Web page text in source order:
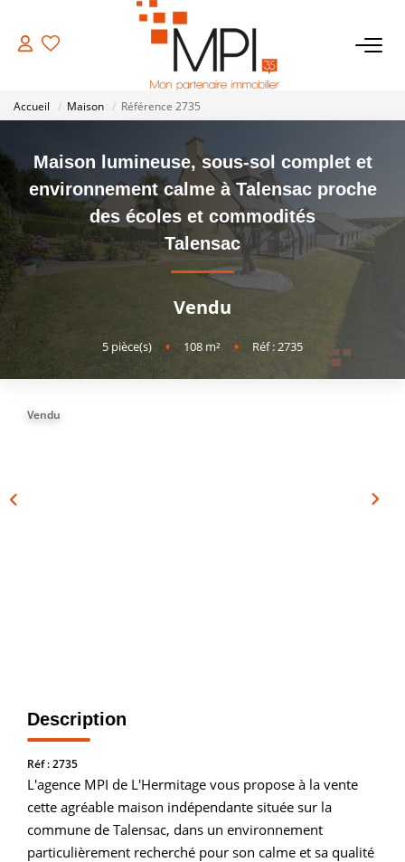
VENTES
Biens À Vendre
Biens Vendus
LOCATIONS
ESTIMATION
NOTRE AGENCE
Accueil Maison Référence 2735
Maison lumineuse, sous-sol complet et
environnement calme à Talensac proche
des écoles et commodités
Talensac
Vendu
5 pièce(s) • 108 m² • Réf : 2735
Vendu
Description
Réf : 2735
L'agence MPI de L'Hermitage vous propose à la vente
cette agréable maison indépendante située sur la
commune de Talensac, dans un environnement
particulièrement recherché pour son calme et sa qualité